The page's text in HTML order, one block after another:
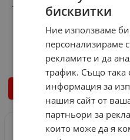
Трифазен проточен бойлер
ЕЛЕКТРОН ЛУКС - 21 kW
Арт.№: 587140
360.46 € / 705.00 лв.
КУПИ
бисквитки
Ние използваме
персонализираме
рекламите и да
трафик. Също така
информация за
нашия сайт от
партньори за
които може да я